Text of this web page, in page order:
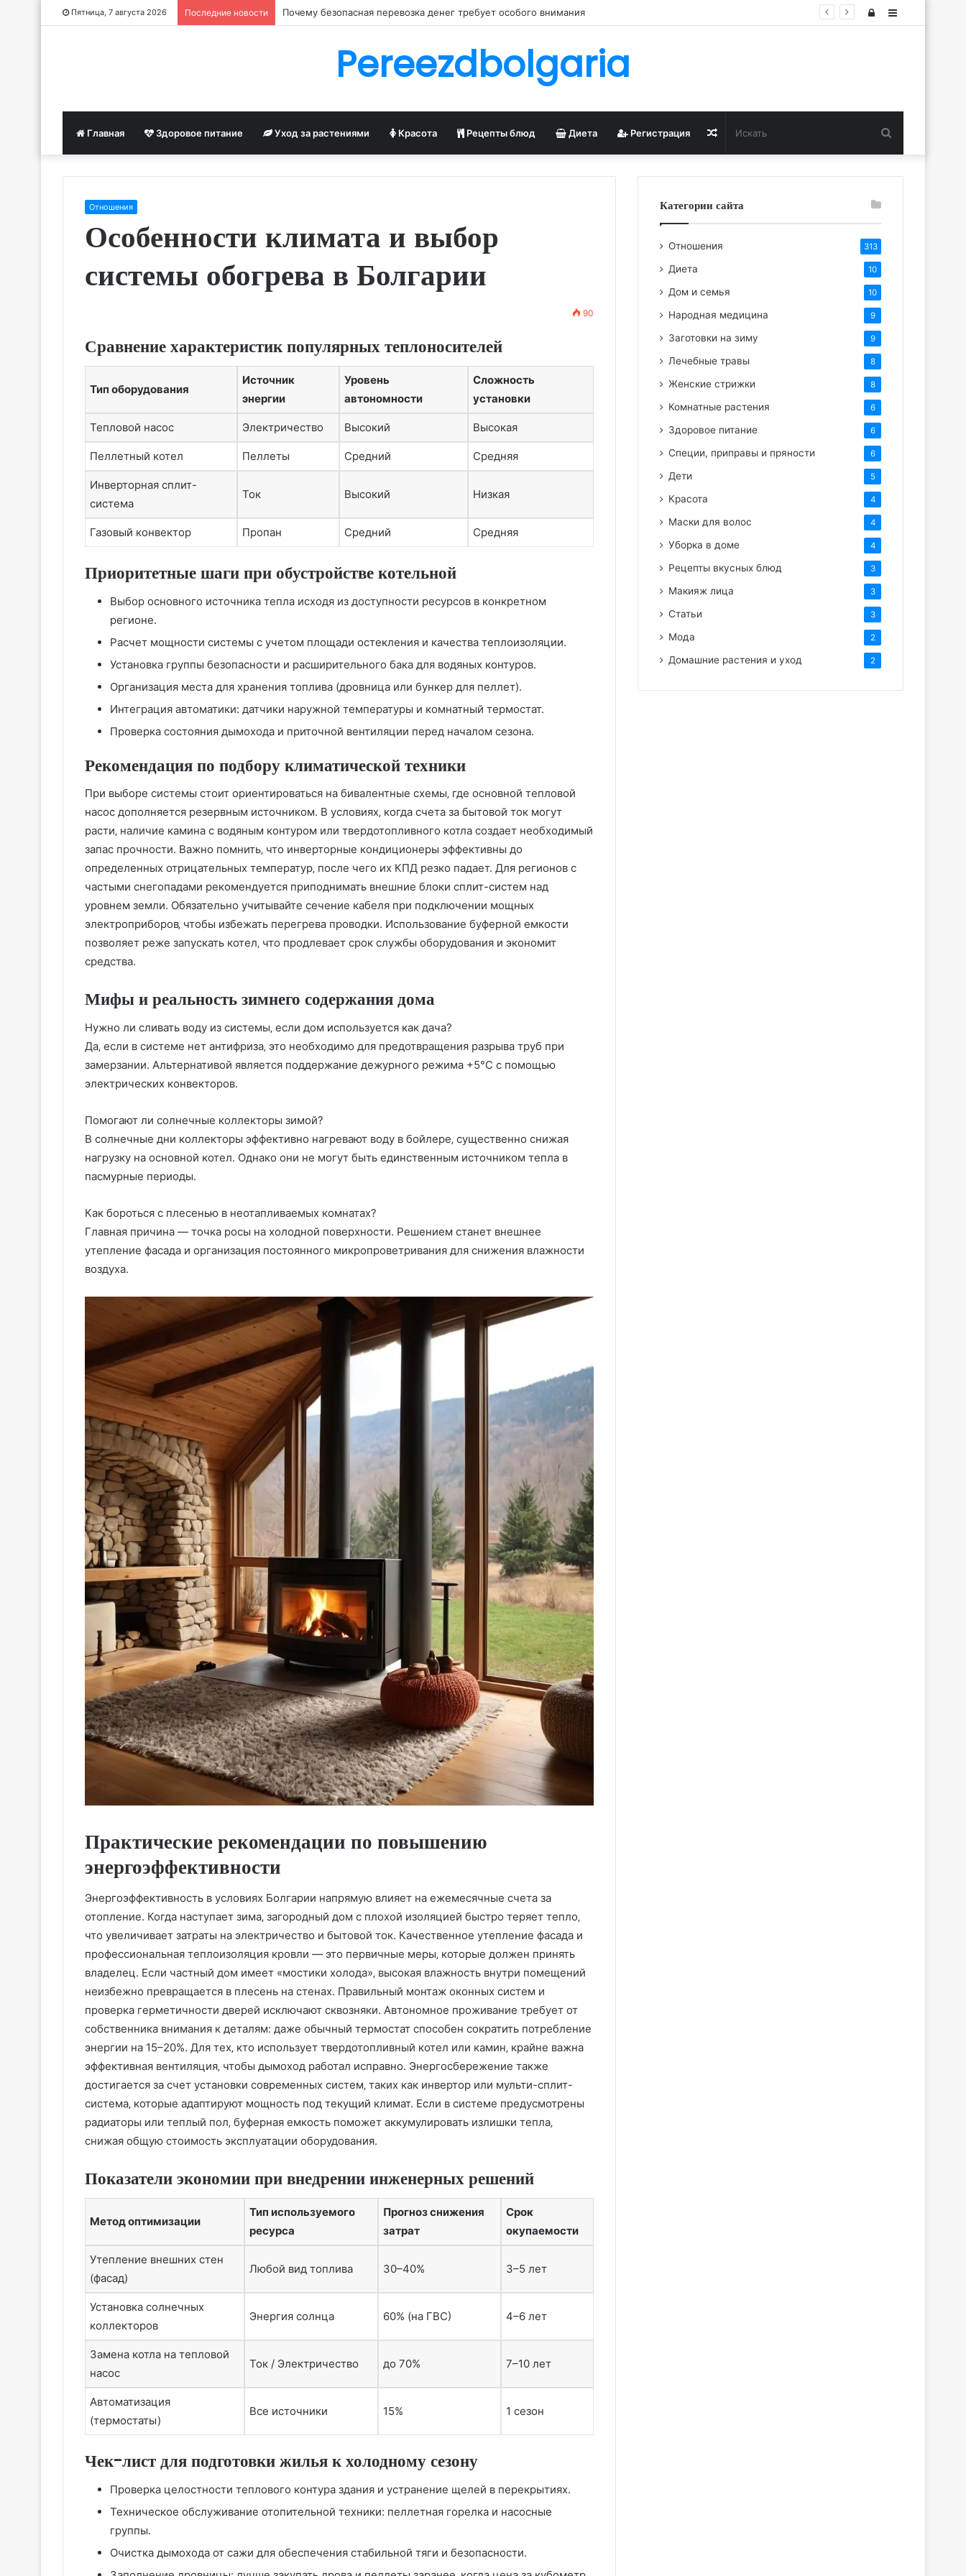
Пятница, 7 августа 2026 Последние новости Почему безопасная перевозка денег требует особого внимания Sidebar
Войти
Pereezdbolgaria
Главная Здоровое питание Уход за растениями Красота Рецепты блюд Диета Регистрация Случайная
статья
Отношения
Особенности климата и выбор
системы обогрева в Болгарии
90
Сравнение характеристик популярных теплоносителей
Тип оборудования
Источник
энергии
Уровень
автономности
Сложность
установки
Тепловой насос Электричество Высокий Высокая
Пеллетный котел Пеллеты Средний Средняя
Инверторная сплит-
система
Ток Высокий Низкая
Газовый конвектор Пропан Средний Средняя
Приоритетные шаги при обустройстве котельной
Выбор основного источника тепла исходя из доступности ресурсов в конкретном
регионе.
Расчет мощности системы с учетом площади остекления и качества теплоизоляции.
Установка группы безопасности и расширительного бака для водяных контуров.
Организация места для хранения топлива (дровница или бункер для пеллет).
Интеграция автоматики: датчики наружной температуры и комнатный термостат.
Проверка состояния дымохода и приточной вентиляции перед началом сезона.
Рекомендация по подбору климатической техники
При выборе системы стоит ориентироваться на бивалентные схемы‚ где основной тепловой
насос дополняется резервным источником. В условиях‚ когда счета за бытовой ток могут
расти‚ наличие камина с водяным контуром или твердотопливного котла создает необходимый
запас прочности. Важно помнить‚ что инверторные кондиционеры эффективны до
определенных отрицательных температур‚ после чего их КПД резко падает. Для регионов с
частыми снегопадами рекомендуется приподнимать внешние блоки сплит-систем над
уровнем земли. Обязательно учитывайте сечение кабеля при подключении мощных
электроприборов‚ чтобы избежать перегрева проводки. Использование буферной емкости
позволяет реже запускать котел‚ что продлевает срок службы оборудования и экономит
средства.
Мифы и реальность зимнего содержания дома
Нужно ли сливать воду из системы‚ если дом используется как дача?
Да‚ если в системе нет антифриза‚ это необходимо для предотвращения разрыва труб при
замерзании. Альтернативой является поддержание дежурного режима +5°C с помощью
электрических конвекторов.
Помогают ли солнечные коллекторы зимой?
В солнечные дни коллекторы эффективно нагревают воду в бойлере‚ существенно снижая
нагрузку на основной котел. Однако они не могут быть единственным источником тепла в
пасмурные периоды.
Как бороться с плесенью в неотапливаемых комнатах?
Главная причина — точка росы на холодной поверхности. Решением станет внешнее
утепление фасада и организация постоянного микропроветривания для снижения влажности
воздуха.
Практические рекомендации по повышению
энергоэффективности
Энергоэффективность в условиях Болгарии напрямую влияет на ежемесячные счета за
отопление. Когда наступает зима‚ загородный дом с плохой изоляцией быстро теряет тепло‚
что увеличивает затраты на электричество и бытовой ток. Качественное утепление фасада и
профессиональная теплоизоляция кровли — это первичные меры‚ которые должен принять
владелец. Если частный дом имеет «мостики холода»‚ высокая влажность внутри помещений
неизбежно превращается в плесень на стенах. Правильный монтаж оконных систем и
проверка герметичности дверей исключают сквозняки. Автономное проживание требует от
собственника внимания к деталям: даже обычный термостат способен сократить потребление
энергии на 15–20%. Для тех‚ кто использует твердотопливный котел или камин‚ крайне важна
эффективная вентиляция‚ чтобы дымоход работал исправно. Энергосбережение также
достигается за счет установки современных систем‚ таких как инвертор или мульти-сплит-
система‚ которые адаптируют мощность под текущий климат. Если в системе предусмотрены
радиаторы или теплый пол‚ буферная емкость поможет аккумулировать излишки тепла‚
снижая общую стоимость эксплуатации оборудования.
Показатели экономии при внедрении инженерных решений
Метод оптимизации
Тип используемого
ресурса
Прогноз снижения
затрат
Срок
окупаемости
Утепление внешних стен
(фасад)
Любой вид топлива 30–40% 3–5 лет
Установка солнечных
коллекторов
Энергия солнца 60% (на ГВС) 4–6 лет
Замена котла на тепловой
насос
Ток / Электричество до 70% 7–10 лет
Автоматизация
(термостаты)
Все источники 15% 1 сезон
Чек-лист для подготовки жилья к холодному сезону
Проверка целостности теплового контура здания и устранение щелей в перекрытиях.
Техническое обслуживание отопительной техники: пеллетная горелка и насосные
группы.
Очистка дымохода от сажи для обеспечения стабильной тяги и безопасности.
Категории сайта
Отношения 313
Диета 10
Дом и семья 10
Народная медицина 9
Заготовки на зиму 9
Лечебные травы 8
Женские стрижки 8
Комнатные растения 6
Здоровое питание 6
Специи, приправы и пряности 6
Дети 5
Красота 4
Маски для волос 4
Уборка в доме 4
Рецепты вкусных блюд 3
Макияж лица 3
Статьи 3
Мода 2
Домашние растения и уход 2